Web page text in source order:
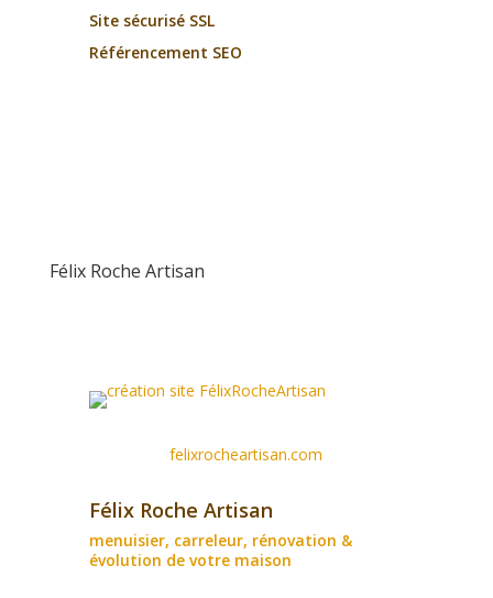
Site sécurisé SSL
Référencement SEO
Félix Roche Artisan
felixrocheartisan.com
Félix Roche Artisan
menuisier, carreleur, rénovation &
évolution de votre maison